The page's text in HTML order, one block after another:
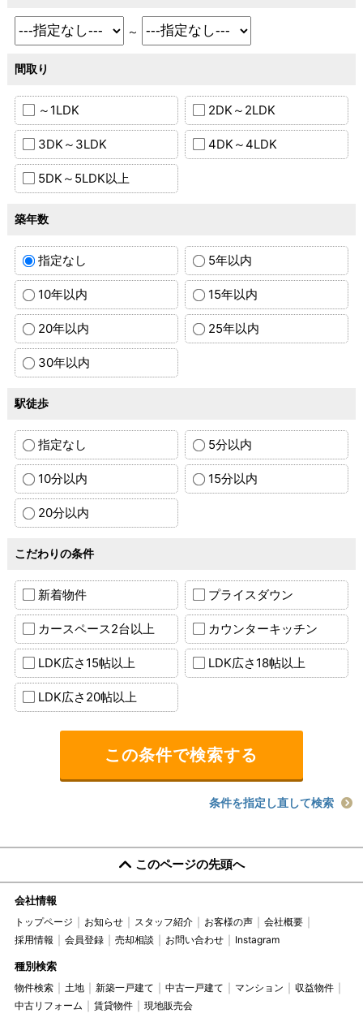
～
間取り
～1LDK 2DK～2LDK
3DK～3LDK 4DK～4LDK
5DK～5LDK以上
築年数
指定なし 5年以内
10年以内 15年以内
20年以内 25年以内
30年以内
駅徒歩
指定なし 5分以内
10分以内 15分以内
20分以内
こだわりの条件
新着物件 プライスダウン
カースペース2台以上 カウンターキッチン
LDK広さ15帖以上 LDK広さ18帖以上
LDK広さ20帖以上
条件を指定し直して検索
このページの先頭へ
会社情報
トップページ お知らせ スタッフ紹介 お客様の声
会社概要
採用情報
会員登録 売却相談 お問い合わせ Instagram
種別検索
物件検索 土地 新築一戸建て 中古一戸建て マンション
収益物件
中古リフォーム
賃貸物件 現地販売会